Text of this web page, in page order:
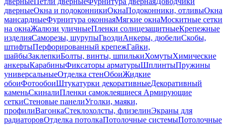
дверныеОкна и подоконникиОкнаПодоконники, отливыОкна
мансардныеФурнитура оконнаяМягкие окнаМоскитные сетки
на окнаЖалюзи уличныеПленки солнцезащитныеКрепежные
изделияСаморезы, шурупыГвоздиАнкеры, дюбелиСкобы,
штифтыПерфорированный крепежГайки,
шайбыЗаклепкиБолты, винты, шпилькиХомутыХимические
анкерыКарабиныФиксаторы арматурыШплинтыПружины
универсальныеОтделка стенОбоиЖидкие
обоиФотообоиШтукатурки декоративныеДекоративный
каменьСкиналиПленки самоклеящиеся Армирующие
сеткиСтеновые панелиУголки, маяки,
профилиВагонкаСтеклохолсты, флизелинЭкраны для
радиаторовОтделка потолкаПотолочные системыПотолочные